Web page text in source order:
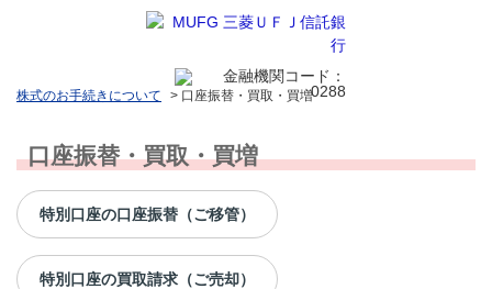
株式のお手続きについて > 口座振替・買取・買増
口座振替・買取・買増
特別口座の口座振替（ご移管）
特別口座の買取請求（ご売却）